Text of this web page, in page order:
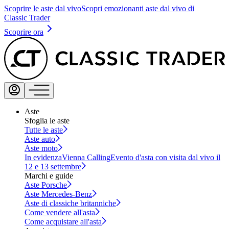
Scoprire le aste dal vivoScopri emozionanti aste dal vivo di
Classic Trader
Scoprire ora
Aste
Sfoglia le aste
Tutte le aste
Aste auto
Aste moto
In evidenzaVienna CallingEvento d'asta con visita dal vivo il
12 e 13 settembre
Marchi e guide
Aste Porsche
Aste Mercedes-Benz
Aste di classiche britanniche
Come vendere all'asta
Come acquistare all'asta